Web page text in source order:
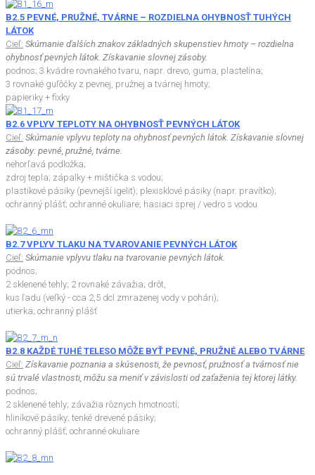
B2.5 PEVNÉ, PRUŽNÉ, TVÁRNE – ROZDIELNA OHYBNOSŤ TUHÝCH
LÁTOK
Cieľ: Skúmanie ďalších znakov základných skupenstiev hmoty – rozdielna
ohybnosť pevných látok. Získavanie slovnej zásoby.
podnos; 3 kvádre rovnakého tvaru, napr. drevo, guma, plastelína;
3 rovnaké guľôčky z pevnej, pružnej a tvárnej hmoty;
papieriky + fixky
B2.6 VPLYV TEPLOTY NA OHYBNOSŤ PEVNÝCH LÁTOK
Cieľ: Skúmanie vplyvu teploty na ohybnosť pevných látok. Získavanie slovnej
zásoby: pevné, pružné, tvárne.
nehorľavá podložka;
zdroj tepla; zápalky + mištička s vodou;
plastikové pásiky (pevnejší igelit); plexisklové pásiky (napr. pravítko);
ochranný plášť; ochranné okuliare; hasiaci sprej / vedro s vodou
B2.7 VPLYV TLAKU NA TVAROVANIE PEVNÝCH LÁTOK
Cieľ: Skúmanie vplyvu tlaku na tvarovanie pevných látok.
podnos;
2 sklenené tehly; 2 rovnaké závažia; drôt,
kus ľadu (veľký - cca 2,5 dcl zmrazenej vody v pohári);
utierka; ochranný plášť
B2.8 KAŽDÉ TUHÉ TELESO MÔŽE BYŤ PEVNÉ, PRUŽNÉ ALEBO TVÁRNE
Cieľ: Získavanie poznania a skúsenosti, že pevnosť, pružnosť a tvárnosť nie
sú trvalé vlastnosti, môžu sa meniť v závislosti od zaťaženia tej ktorej látky.
podnos;
2 sklenené tehly; závažia rôznych hmotností;
hliníkové pásiky; tenké drevené pásiky;
ochranný plášť; ochranné okuliare